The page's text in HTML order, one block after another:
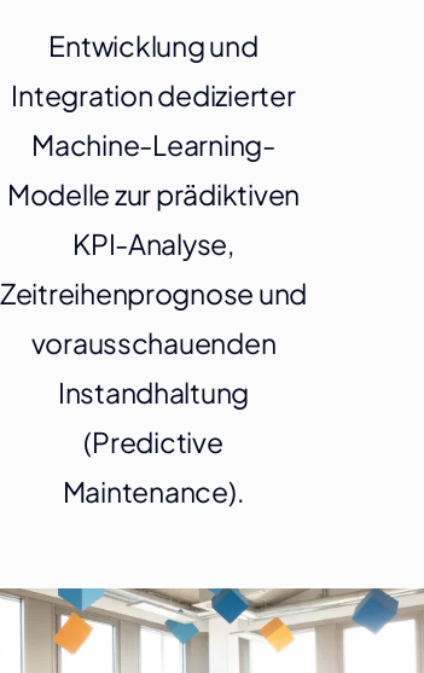
Entwicklung und
Integration dedizierter
Machine-Learning-
Modelle zur prädiktiven
KPI-Analyse,
Zeitreihenprognose und
vorausschauenden
Instandhaltung
(Predictive
Maintenance).